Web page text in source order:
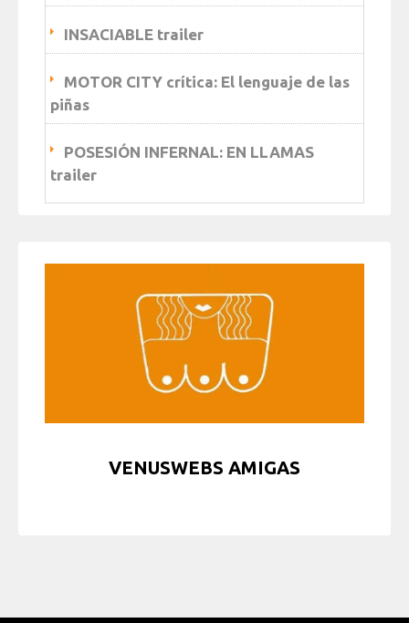
INSACIABLE trailer
MOTOR CITY crítica: El lenguaje de las
piñas
POSESIÓN INFERNAL: EN LLAMAS
trailer
VENUSWEBS AMIGAS